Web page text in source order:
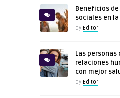
Beneficios
sociales en
by Editor
Las personas
relaciones
con mejor
by Editor